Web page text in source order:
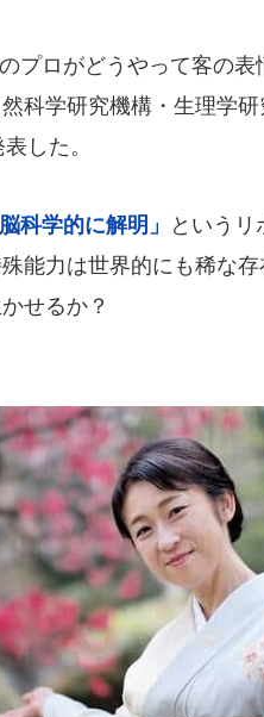
プロがどうやって客の表
科学研究機構・生理学
した。
科学的に解明」
という
能力は世界的にも稀な
せるか？